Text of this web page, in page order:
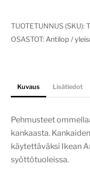
pehmuste
forest
TUOTETUNNUS (SKU):
OSASTOT:Antilop /
Kuvaus Lisätiedot
Pehmusteet
kankaasta.
käytettäväksi Ikean
syöttötuoleissa.